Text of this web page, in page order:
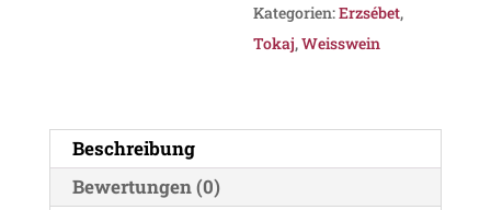
PDO
Tokaj
Kategorien:Erzsébet,
Tokaj,Weisswein
Beschreibung
Bewertungen (0)